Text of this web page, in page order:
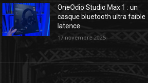
OneOdio Studio Max 1 : un
casque bluetooth ultra faible
latence
17 novembre 2025